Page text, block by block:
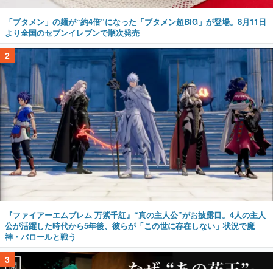
「ブタメン」の麺が“約4倍”になった「ブタメン超BIG」が登場。8月11日
より全国のセブンイレブンで順次発売
2
『ファイアーエムブレム 万紫千紅』“真の主人公”がお披露目。4人の主人
公が活躍した時代から5年後、彼らが「この世に存在しない」状況で魔
神・バロールと戦う
3